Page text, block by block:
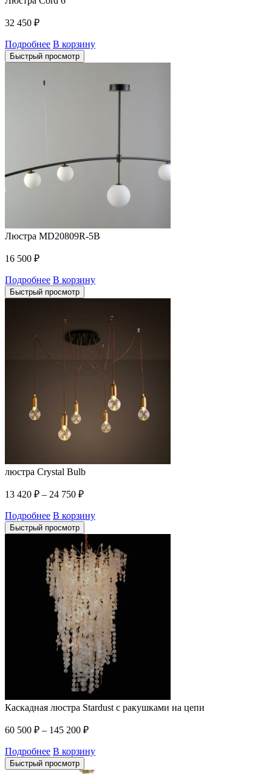
32 450 ₽
Подробнее В корзину
Быстрый просмотр
Люстра MD20809R-5B
16 500 ₽
Подробнее В корзину
Быстрый просмотр
люстра Crystal Bulb
13 420 ₽ – 24 750 ₽
Подробнее В корзину
Быстрый просмотр
Каскадная люстра Stardust с ракушками на цепи
60 500 ₽ – 145 200 ₽
Подробнее В корзину
Быстрый просмотр